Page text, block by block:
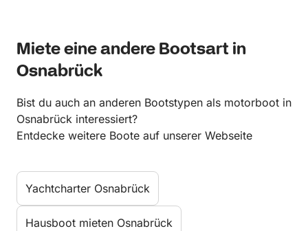
Miete eine andere Bootsart in
Osnabrück
Bist du auch an anderen Bootstypen als motorboot in
Osnabrück interessiert?
Entdecke weitere Boote auf unserer Webseite
Yachtcharter Osnabrück
Hausboot mieten Osnabrück